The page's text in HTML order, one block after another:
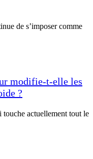
de s’imposer comme
modifie-t-elle les
?
touche actuellement tout le